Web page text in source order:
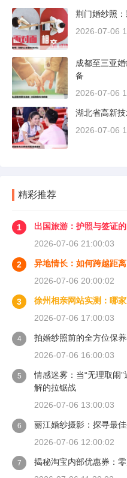
荆门婚纱照
2026-07-06
成都至三亚
备
2026-07-06
湖北省高新
2026-07-06
精彩推荐
1
出国旅游：护照与签证
2026-07-06 21:00:03
2
异地情长：如何跨越距
2026-07-06 20:00:02
3
徐州相亲网站实测：哪
2026-07-06 17:00:03
4
拍婚纱照前的全方位保
2026-07-06 16:00:03
5
情感迷雾：当“无理取闹
解的拉锯战
2026-07-06 13:00:03
6
丽江婚纱摄影：探寻最
2026-07-06 12:00:02
7
揭秘淘宝内部优惠券：